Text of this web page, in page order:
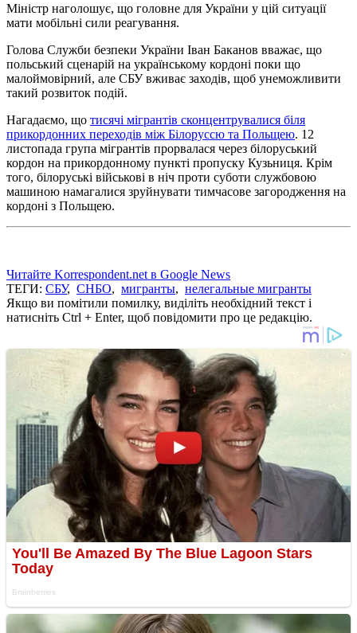
Міністр наголошує, що головне для України у цій ситуації
мати мобільні сили реагування.
Голова Служби безпеки України Іван Баканов вважає, що
польський сценарій на українському кордоні поки що
малоймовірний, але СБУ вживає заходів, щоб унеможливити
такий розвиток подій.
Нагадаємо, що тисячі мігрантів сконцентрувалися біля
прикордонних переходів між Білоруссю та Польщею. 12
листопада група мігрантів прорвалася через білоруський
кордон на прикордонному пункті пропуску Кузьниця. Крім
того, білоруські військові в ніч проти суботи службовою
машиною намагалися зруйнувати тимчасове загородження на
кордоні з Польщею.
Читайте Korrespondent.net в Google News
ТЕГИ: СБУ, СНБО, мигранты, нелегальные мигранты
Якщо ви помітили помилку, виділіть необхідний текст і
натисніть Ctrl + Enter, щоб повідомити про це редакцію.